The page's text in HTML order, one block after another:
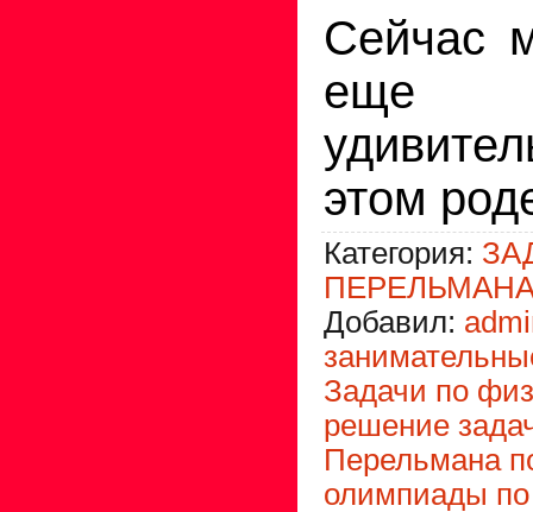
Сейчас
еще
этом
Категория:
Добавил:
Задачи по
решение
Перельмана
олимпиады